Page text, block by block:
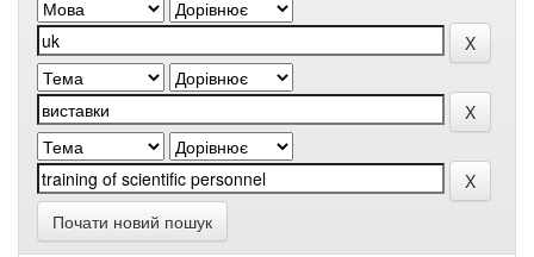
Почати новий пошук